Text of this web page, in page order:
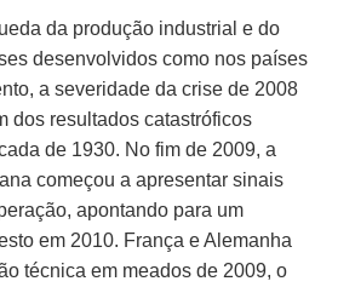
da produção industrial e do
desenvolvidos como nos países
a severidade da crise de 2008
dos resultados catastróficos
de 1930. No fim de 2009, a
começou a apresentar sinais
apontando para um
em 2010. FrançaeAlemanha
técnica em meados de 2009, o